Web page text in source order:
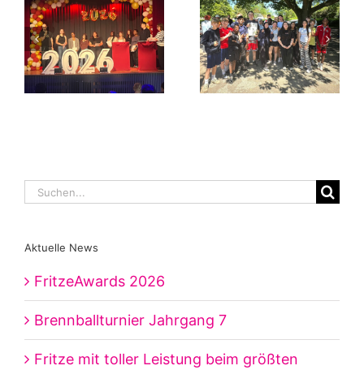
Suche
Aktuelle News
FritzeAwards 2026
Brennballturnier Jahrgang 7
Fritze mit toller Leistung beim größten